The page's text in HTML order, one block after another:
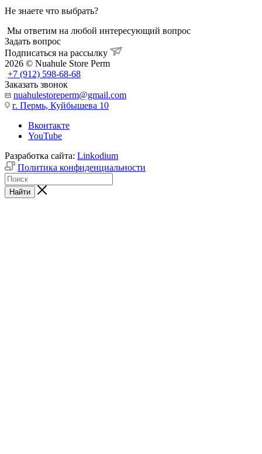
Не знаете что выбрать?
Мы ответим на любой интересующий вопрос
Задать вопрос
Подписаться на рассылку
2026 © Nuahule Store Perm
+7 (912) 598-68-68
Заказать звонок
nuahulestoreperm@gmail.com
г. Пермь, Куйбышева 10
Вконтакте
YouTube
Разработка сайта: Linkodium
Политика конфиденциальности
Найти